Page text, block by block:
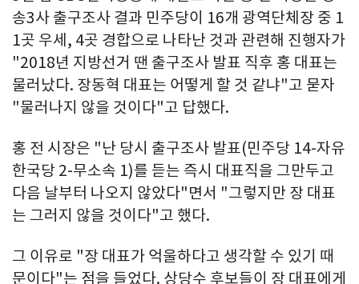
송3사 출구조사 결과 민주당이 16개 광역단체장 중 1
1곳 우세, 4곳 경합으로 나타난 것과 관련해 진행자가
"2018년 지방선거 땐 출구조사 발표 직후 홍 대표는
물러났다. 장동혁 대표는 어떻게 할 것 같냐"고 묻자
"물러나지 않을 것이다"고 답했다.
홍 전 시장은 "난 당시 출구조사 발표(민주당 14-자유
한국당 2-무소속 1)를 듣는 즉시 대표직을 그만두고
다음 날부터 나오지 않았다"면서 "그렇지만 장 대표
는 그러지 않을 것이다"고 했다.
그 이유로 "장 대표가 억울하다고 생각할 수 있기 때
문이다"는 점을 들었다. 상당수 후보들이 장 대표에게